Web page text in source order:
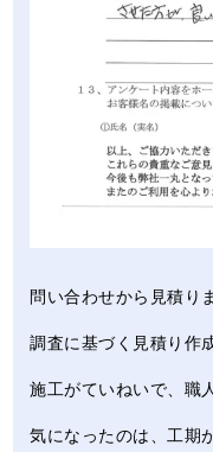
問い合わせから見積り
調査に基づく見積り作
施工がていねいで、職
気になったのは、工期